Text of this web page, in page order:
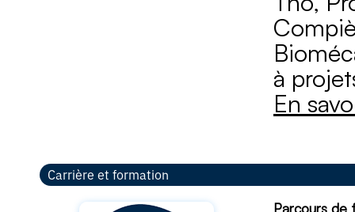
à
En
Carrière et formation
Parcours de